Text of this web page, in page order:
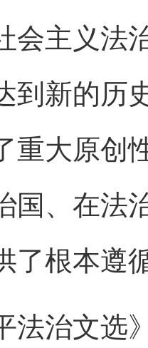
会主义法
到新的历
重大原创
国、在法
了根本遵
治文选》